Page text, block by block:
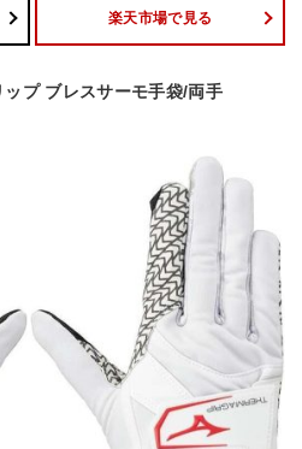
楽天市場で見る
プ ブレスサーモ手袋/両手